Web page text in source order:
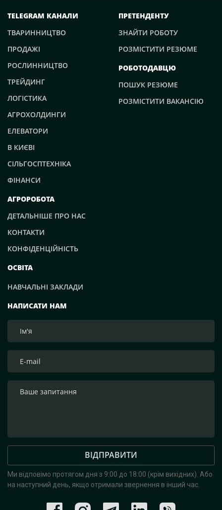
НАПИСАТИ НАМ
ВІДПРАВИТИ
Ми відповімо протягом дня з 9:00 до 18:00 (крім вихідних). Або
на наступний день, якщо отримали звернення в інший час.
TELEGRAM КАНАЛИ
ТВАРИННИЦТВО
ПРОДАЖІ
РОСЛИННИЦТВО
ТРЕЙДИНГ
ЛОГІСТИКА
АГРОХОЛДИНГИ
ЕЛЕВАТОРИ
В КИЄВІ
СІЛЬГОСПТЕХНІКА
ФІНАНСИ
ПРЕТЕНДЕНТУ
ЗНАЙТИ РОБОТУ
РОЗМІСТИТИ РЕЗЮМЕ
РОБОТОДАВЦЮ
ПОШУК РЕЗЮМЕ
РОЗМІСТИТИ ВАКАНСІЮ
АГРОРОБОТА
ДЕТАЛЬНІШЕ ПРО НАС
КОНТАКТИ
КОНФІДЕНЦІЙНІСТЬ
ОСВІТА
НАВЧАЛЬНІ ЗАКЛАДИ